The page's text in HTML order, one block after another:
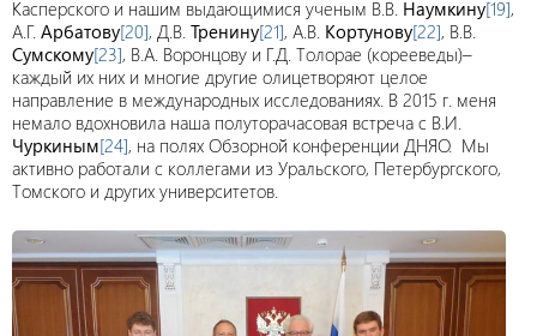
Касперского и нашим выдающимися ученым В.В. Наумкину[19],
А.Г. Арбатову[20], Д.В. Тренину[21], А.В. Кортунову[22], В.В.
Сумскому[23], В.А. Воронцову и Г.Д. Толорае (корееведы)–
каждый их них и многие другие олицетворяют целое
направление в международных исследованиях. В 2015 г. меня
немало вдохновила наша полуторачасовая встреча с В.И.
Чуркиным[24], на полях Обзорной конференции ДНЯО. Мы
активно работали с коллегами из Уральского, Петербургского,
Томского и других университетов.